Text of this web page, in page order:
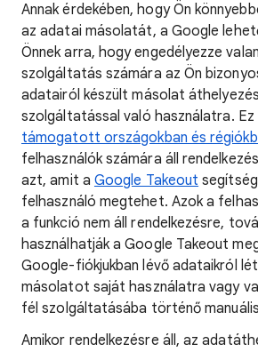
Annak érdekében, hogy Ön
az adatai másolatát, a Google
Önnek arra, hogy engedélyezze
szolgáltatás számára az Ön
adatairól készült másolat
szolgáltatással való használatra.
támogatott országokban és
felhasználók számára áll
azt, amit a Google Takeout
felhasználó megtehet. Azok a
a funkció nem áll rendelkezésre,
használhatják a Google Takeout
Google-fiókjukban lévő adataikról
másolatot saját használatra vagy
fél szolgáltatásába történő
Amikor rendelkezésre áll, az